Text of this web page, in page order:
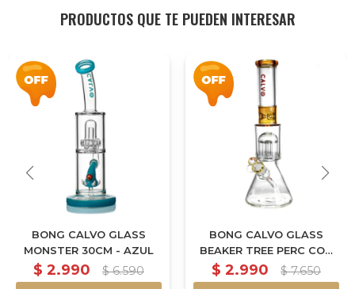
PRODUCTOS QUE TE PUEDEN INTERESAR
BONG CALVO GLASS
MONSTER 30CM - AZUL
$ 2.990 $ 6.590
BONG CALVO GLASS
BEAKER TREE PERC CON
SHOWER 42CM -
AMARILLO
$ 2.990 $ 7.650